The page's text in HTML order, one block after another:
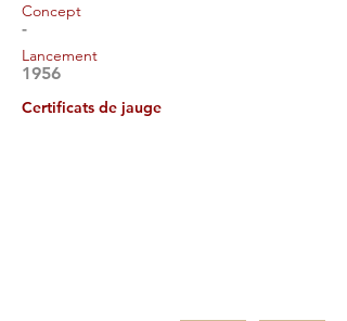
Concept
-
Lancement
1956
Certificats de jauge